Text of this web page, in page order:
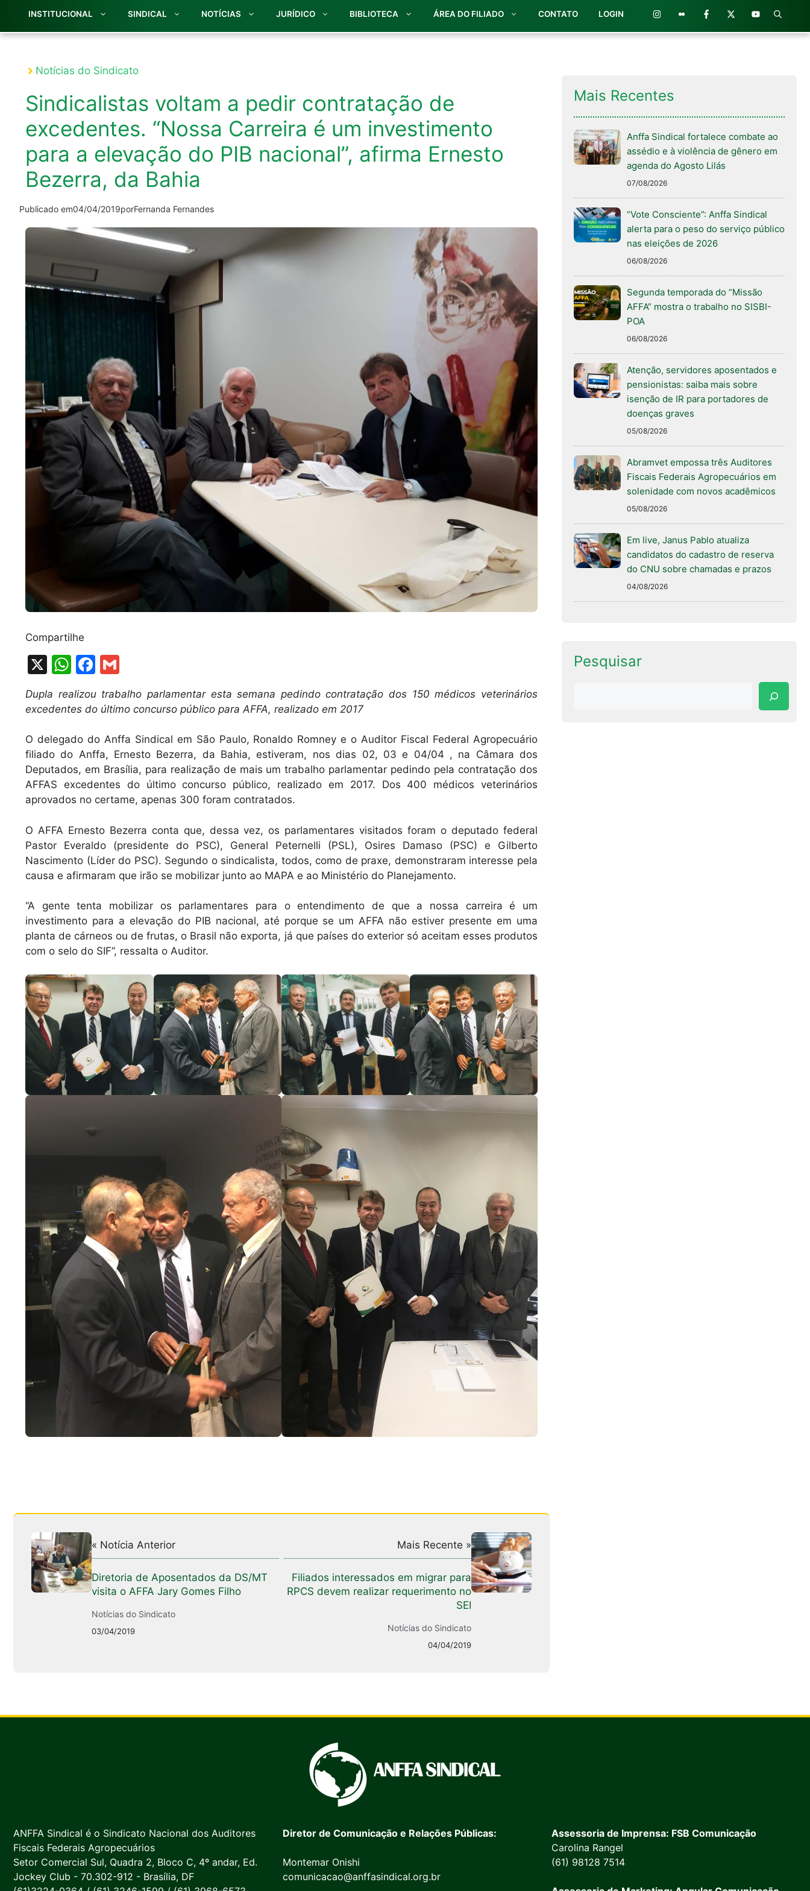
INSTITUCIONAL SINDICAL NOTÍCIAS JURÍDICO BIBLIOTECA ÁREA DO FILIADO CONTATO LOGIN
Notícias do Sindicato
Sindicalistas voltam a pedir contratação de
excedentes. “Nossa Carreira é um investimento
para a elevação do PIB nacional”, afirma Ernesto
Bezerra, da Bahia
Publicado em04/04/2019porFernanda Fernandes
Compartilhe
X
W
h
at
A
p
p
F
c
b
o
o
k
m
ai
Dupla realizou trabalho parlamentar esta semana pedindo contratação dos 150 médicos veterinários
excedentes do último concurso público para AFFA, realizado em 2017
O delegado do Anffa Sindical em São Paulo, Ronaldo Romney e o Auditor Fiscal Federal Agropecuário
filiado do Anffa, Ernesto Bezerra, da Bahia, estiveram, nos dias 02, 03 e 04/04 , na Câmara dos
Deputados, em Brasília, para realização de mais um trabalho parlamentar pedindo pela contratação dos
AFFAS excedentes do último concurso público, realizado em 2017. Dos 400 médicos veterinários
aprovados no certame, apenas 300 foram contratados.
O AFFA Ernesto Bezerra conta que, dessa vez, os parlamentares visitados foram o deputado federal
Pastor Everaldo (presidente do PSC), General Peternelli (PSL), Osires Damaso (PSC) e Gilberto
Nascimento (Líder do PSC). Segundo o sindicalista, todos, como de praxe, demonstraram interesse pela
causa e afirmaram que irão se mobilizar junto ao MAPA e ao Ministério do Planejamento.
“A gente tenta mobilizar os parlamentares para o entendimento de que a nossa carreira é um
investimento para a elevação do PIB nacional, até porque se um AFFA não estiver presente em uma
planta de cárneos ou de frutas, o Brasil não exporta, já que países do exterior só aceitam esses produtos
com o selo do SIF”, ressalta o Auditor.
« Notícia Anterior
Diretoria de Aposentados da DS/MT
visita o AFFA Jary Gomes Filho
Notícias do Sindicato
03/04/2019
Mais Recente »
Filiados interessados em migrar para
RPCS devem realizar requerimento no
SEI
Notícias do Sindicato
04/04/2019
Mais Recentes
Anffa Sindical fortalece combate ao
assédio e à violência de gênero em
agenda do Agosto Lilás
07/08/2026
“Vote Consciente”: Anffa Sindical
alerta para o peso do serviço público
nas eleições de 2026
06/08/2026
Segunda temporada do “Missão
AFFA” mostra o trabalho no SISBI-
POA
06/08/2026
Atenção, servidores aposentados e
pensionistas: saiba mais sobre
isenção de IR para portadores de
doenças graves
05/08/2026
Abramvet empossa três Auditores
Fiscais Federais Agropecuários em
solenidade com novos acadêmicos
05/08/2026
Em live, Janus Pablo atualiza
candidatos do cadastro de reserva
do CNU sobre chamadas e prazos
04/08/2026
Pesquisar
ANFFA Sindical é o Sindicato Nacional dos Auditores
Fiscais Federais Agropecuários
Setor Comercial Sul, Quadra 2, Bloco C, 4º andar, Ed.
Jockey Club - 70.302-912 - Brasília, DF
Diretor de Comunicação e Relações Públicas:
Montemar Onishi
comunicacao@anffasindical.org.br
Assessoria de Imprensa: FSB Comunicação
Carolina Rangel
(61) 98128 7514